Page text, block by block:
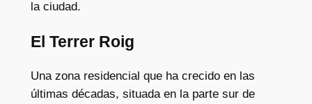
la ciudad.
El Terrer Roig
Una zona residencial que ha crecido en las
últimas décadas, situada en la parte sur de